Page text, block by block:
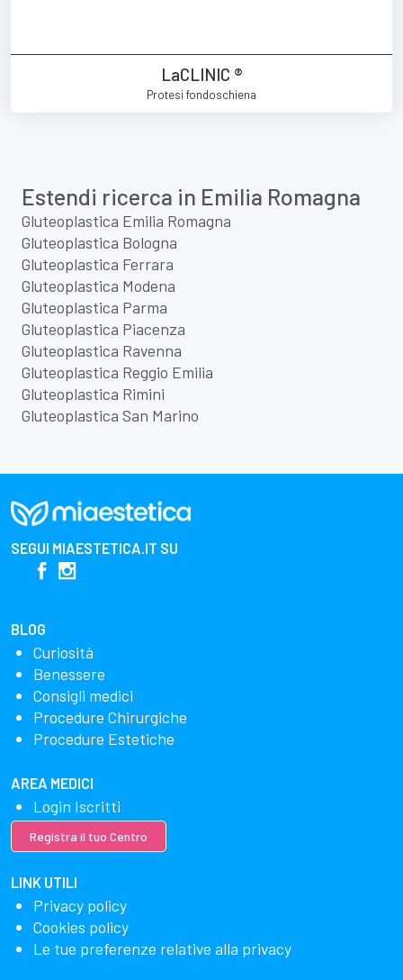
LaCLINIC ®
Protesi fondoschiena
Estendi ricerca in Emilia Romagna
Gluteoplastica Emilia Romagna
Gluteoplastica Bologna
Gluteoplastica Ferrara
Gluteoplastica Modena
Gluteoplastica Parma
Gluteoplastica Piacenza
Gluteoplastica Ravenna
Gluteoplastica Reggio Emilia
Gluteoplastica Rimini
Gluteoplastica San Marino
SEGUI MIAESTETICA.IT SU
BLOG
Curiosità
Benessere
Consigli medici
Procedure Chirurgiche
Procedure Estetiche
AREA MEDICI
Login Iscritti
Registra il tuo Centro
LINK UTILI
Privacy policy
Cookies policy
Le tue preferenze relative alla privacy